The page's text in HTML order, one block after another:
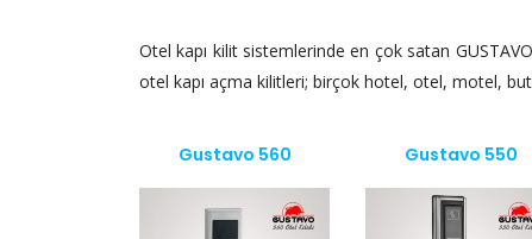
Otel kapı kilit sistemlerinde en çok satan
otel kapı açma kilitleri; birçok hotel, otel, motel,
Gustavo 560 Gustavo 550